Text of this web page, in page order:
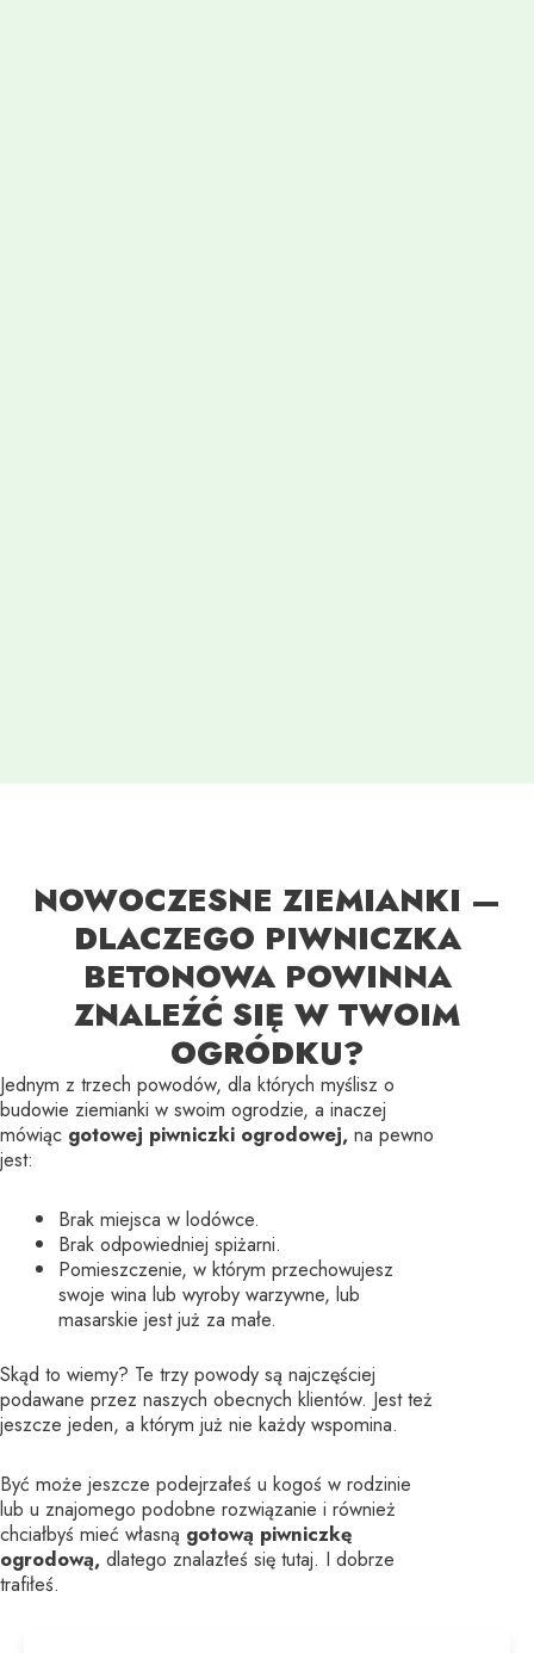
NOWOCZESNE ZIEMIANKI —
DLACZEGO PIWNICZKA
BETONOWA POWINNA
ZNALEŹĆ SIĘ W TWOIM
OGRÓDKU?
Jednym z trzech powodów, dla których myślisz o
budowie ziemianki w swoim ogrodzie, a inaczej
mówiąc gotowej piwniczki ogrodowej, na pewno
jest:
Brak miejsca w lodówce.
Brak odpowiedniej spiżarni.
Pomieszczenie, w którym przechowujesz
swoje wina lub wyroby warzywne, lub
masarskie jest już za małe.
Skąd to wiemy? Te trzy powody są najczęściej
podawane przez naszych obecnych klientów. Jest też
jeszcze jeden, a którym już nie każdy wspomina.
Być może jeszcze podejrzałeś u kogoś w rodzinie
lub u znajomego podobne rozwiązanie i również
chciałbyś mieć własną gotową piwniczkę
ogrodową, dlatego znalazłeś się tutaj. I dobrze
trafiłeś.